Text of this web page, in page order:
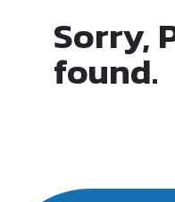
Sorry,
found.